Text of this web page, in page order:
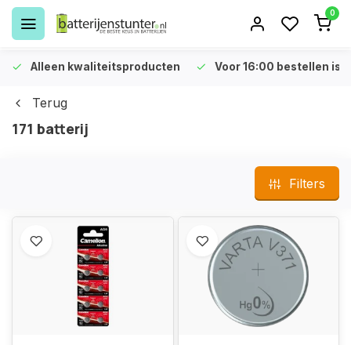
0
Alleen kwaliteitsproducten Voor 16:00 bestellen is
Terug
171 batterij
Filters